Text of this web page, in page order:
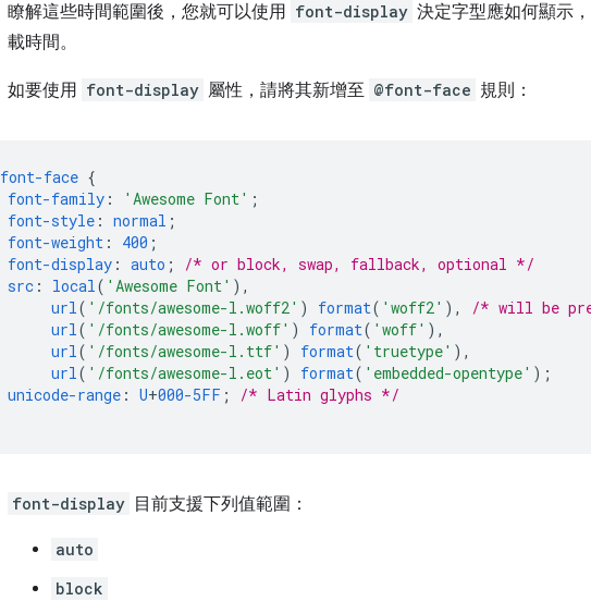
瞭解這些時間範圍後，您就可以使用 font-display 決定字型應如何顯示
載時間。
如要使用 font-display 屬性，請將其新增至 @font-face 規則：
font-face {
font-family : 'Awesome Font' ;
font-style : normal ;
font-weight : 400 ;
font-display : auto ;
/* or block, swap, fallback, optional */
src : local( 'Awesome Font' ),
url( '/fonts/awesome-l.woff2' ) format( 'woff2' ),
/* will be
url( '/fonts/awesome-l.woff' ) format( 'woff' ),
url( '/fonts/awesome-l.ttf' ) format( 'truetype' ),
url( '/fonts/awesome-l.eot' ) format( 'embedded-opentype' );
unicode-range : U+000-5FF ;
/* Latin glyphs */
font-display 目前支援下列值範圍：
auto
block